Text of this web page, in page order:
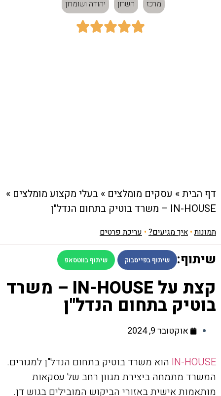
מרכז השרון יהודה ושומרון





דף הבית» עסקים מומלצים » בעלי מקצוע מומלצים »
IN-HOUSE – משרד בוטיק בתחום הנדל"ן
תמונות• איך מגיעים? • עריכת פרטים
שיתוף: שיתוף בפייסבוק שיתוף בווטסאפ
קצת על IN-HOUSE – משרד
בוטיק בתחום הנדל"ן
אוקטובר 9, 2024
IN-HOUSE הוא משרד בוטיק בתחום הנדל"ן למגורים.
המשרד מתמחה ביצירת מגוון רחב של עסקאות
מותאמות אישית באזורי הביקוש המובילים בגוש דן.